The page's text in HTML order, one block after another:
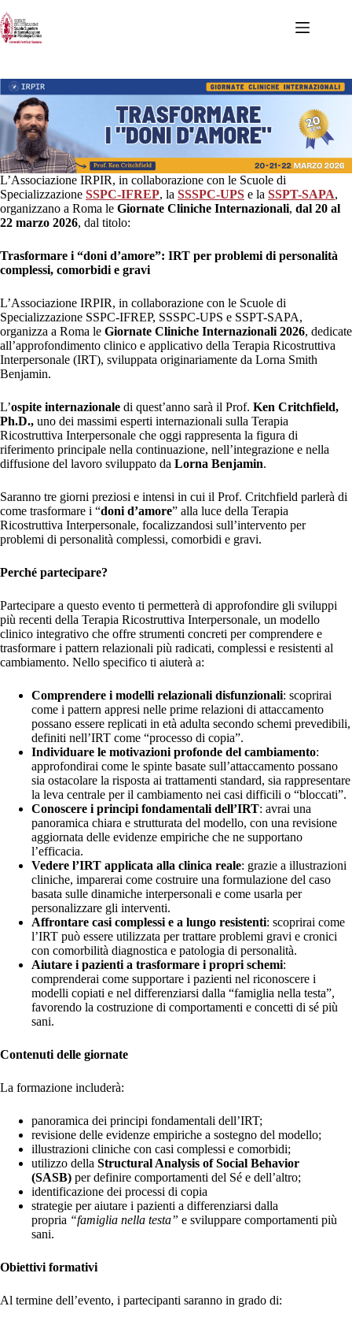
al
contenuto
L’Associazione IRPIR, in collaborazione con le Scuole di
Specializzazione SSPC-IFREP, la SSSPC-UPS e la SSPT-SAPA,
organizzano a Roma le Giornate Cliniche Internazionali, dal 20 al
22 marzo 2026, dal titolo:
Trasformare i “doni d’amore”: IRT per problemi di personalità
complessi, comorbidi e gravi
L’Associazione IRPIR, in collaborazione con le Scuole di
Specializzazione SSPC-IFREP, SSSPC-UPS e SSPT-SAPA,
organizza a Roma le Giornate Cliniche Internazionali 2026, dedicate
all’approfondimento clinico e applicativo della Terapia Ricostruttiva
Interpersonale (IRT), sviluppata originariamente da Lorna Smith
Benjamin.
L’ospite internazionale di quest’anno sarà il Prof. Ken Critchfield,
Ph.D., uno dei massimi esperti internazionali sulla Terapia
Ricostruttiva Interpersonale che oggi rappresenta la figura di
riferimento principale nella continuazione, nell’integrazione e nella
diffusione del lavoro sviluppato da Lorna Benjamin.
Saranno tre giorni preziosi e intensi in cui il Prof. Critchfield parlerà di
come trasformare i “doni d’amore” alla luce della Terapia
Ricostruttiva Interpersonale, focalizzandosi sull’intervento per
problemi di personalità complessi, comorbidi e gravi.
Perché partecipare?
Partecipare a questo evento ti permetterà di approfondire gli sviluppi
più recenti della Terapia Ricostruttiva Interpersonale, un modello
clinico integrativo che offre strumenti concreti per comprendere e
trasformare i pattern relazionali più radicati, complessi e resistenti al
cambiamento. Nello specifico ti aiuterà a:
Comprendere i modelli relazionali disfunzionali: scoprirai
come i pattern appresi nelle prime relazioni di attaccamento
possano essere replicati in età adulta secondo schemi prevedibili,
definiti nell’IRT come “processo di copia”.
Individuare le motivazioni profonde del cambiamento:
approfondirai come le spinte basate sull’attaccamento possano
sia ostacolare la risposta ai trattamenti standard, sia rappresentare
la leva centrale per il cambiamento nei casi difficili o “bloccati”.
Conoscere i principi fondamentali dell’IRT: avrai una
panoramica chiara e strutturata del modello, con una revisione
aggiornata delle evidenze empiriche che ne supportano
l’efficacia.
Vedere l’IRT applicata alla clinica reale: grazie a illustrazioni
cliniche, imparerai come costruire una formulazione del caso
basata sulle dinamiche interpersonali e come usarla per
personalizzare gli interventi.
Affrontare casi complessi e a lungo resistenti: scoprirai come
l’IRT può essere utilizzata per trattare problemi gravi e cronici
con comorbilità diagnostica e patologia di personalità.
Aiutare i pazienti a trasformare i propri schemi:
comprenderai come supportare i pazienti nel riconoscere i
modelli copiati e nel differenziarsi dalla “famiglia nella testa”,
favorendo la costruzione di comportamenti e concetti di sé più
sani.
Contenuti delle giornate
La formazione includerà:
panoramica dei principi fondamentali dell’IRT;
revisione delle evidenze empiriche a sostegno del modello;
illustrazioni cliniche con casi complessi e comorbidi;
utilizzo della Structural Analysis of Social Behavior
(SASB) per definire comportamenti del Sé e dell’altro;
identificazione dei processi di copia
strategie per aiutare i pazienti a differenziarsi dalla
propria “famiglia nella testa” e sviluppare comportamenti più
sani.
Obiettivi formativi
Al termine dell’evento, i partecipanti saranno in grado di: